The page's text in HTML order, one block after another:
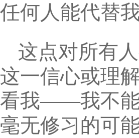
任何人能代替
这点对所有
这一信心或理
看我——我不能
毫无修习的可